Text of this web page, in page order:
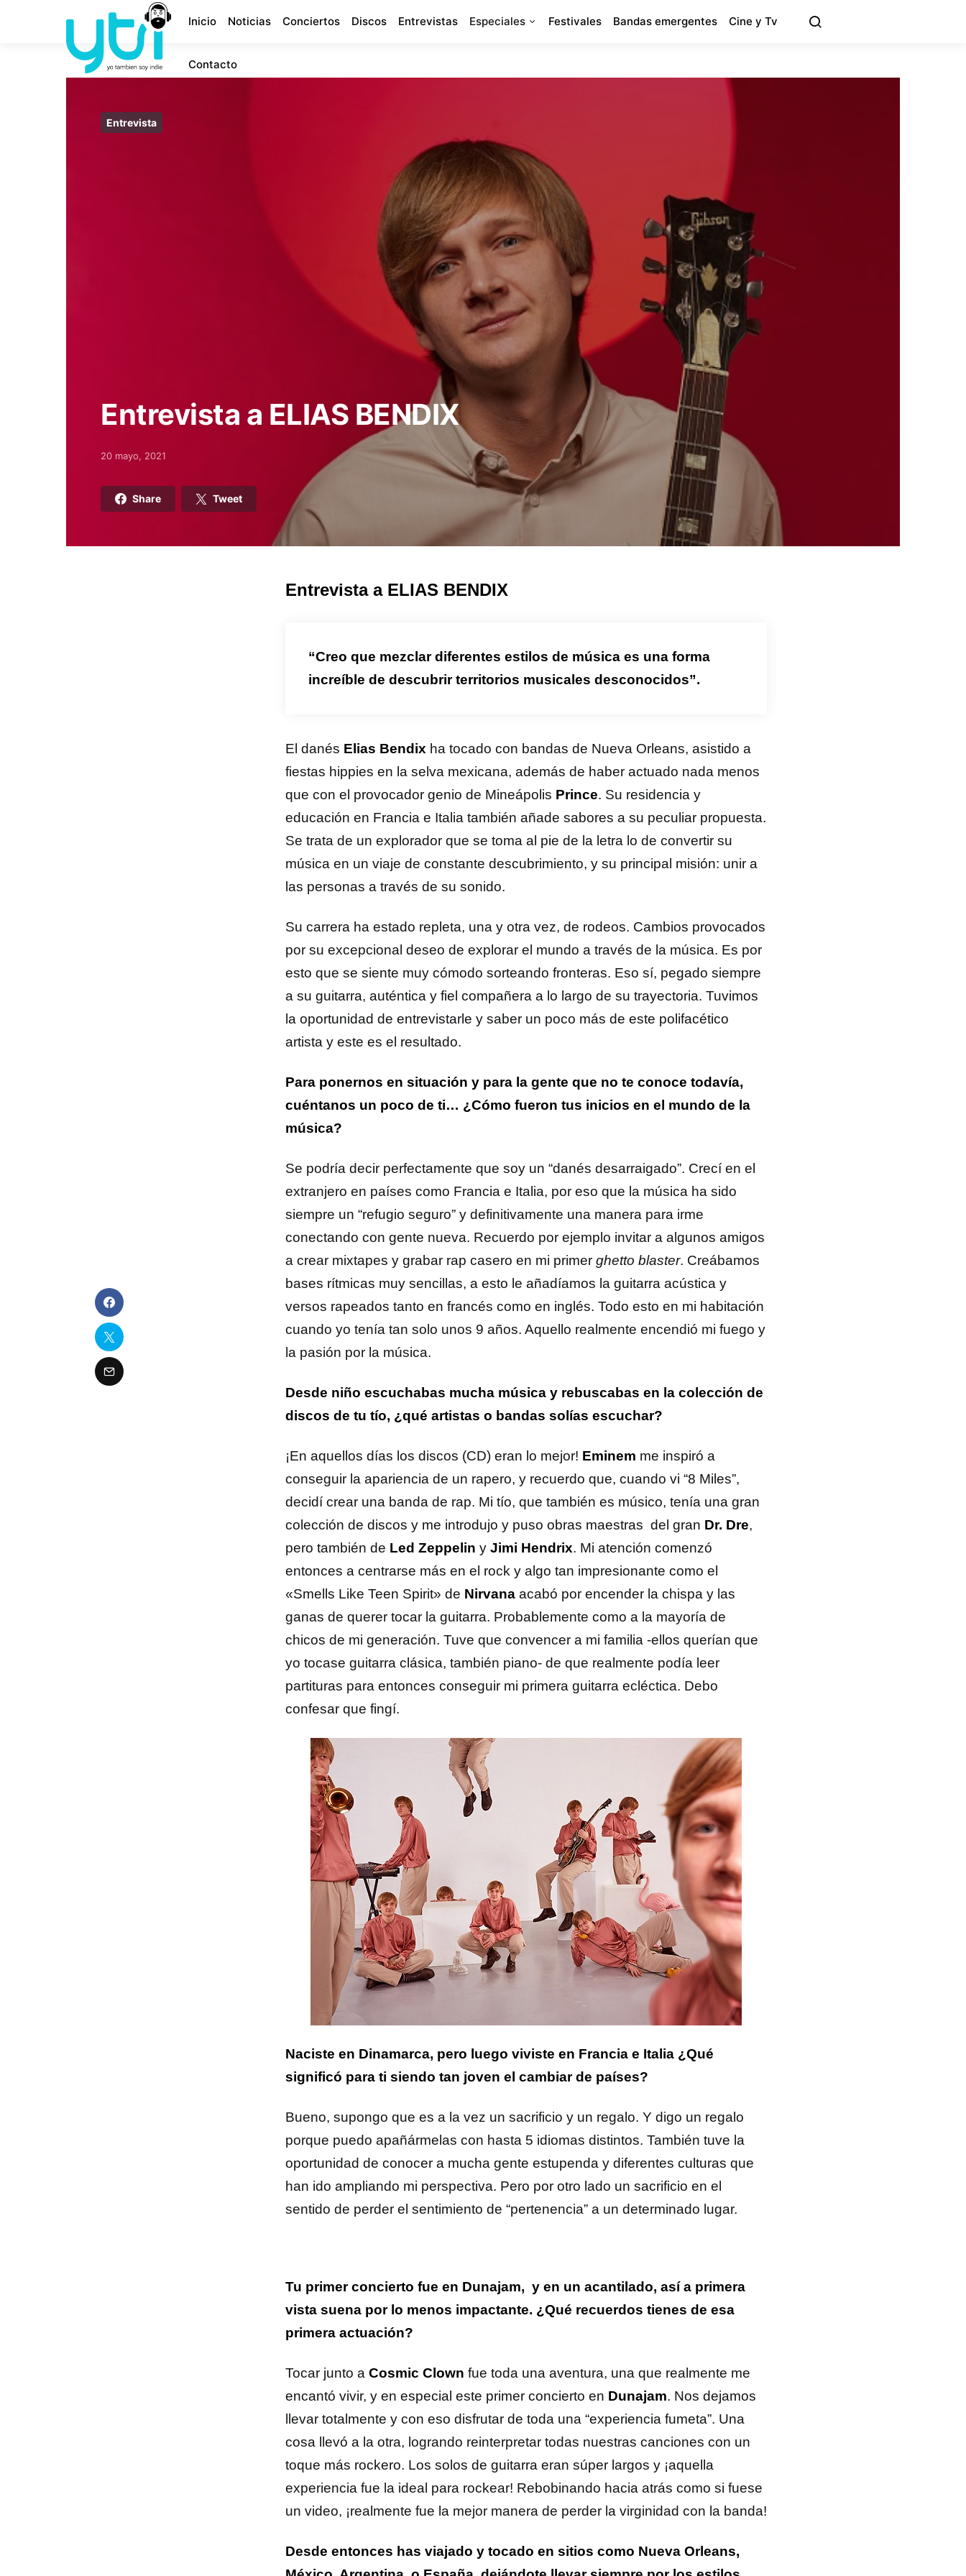
Inicio Noticias Conciertos Discos Entrevistas Especiales Festivales Bandas emergentes Cine y Tv
Contacto
Entrevista
Entrevista a ELIAS BENDIX
Posted on
20 mayo, 2021
Share Tweet
Entrevista a ELIAS BENDIX
“Creo que mezclar diferentes estilos de música es una forma
increíble de descubrir territorios musicales desconocidos”.
El danés Elias Bendix ha tocado con bandas de Nueva Orleans, asistido a
fiestas hippies en la selva mexicana, además de haber actuado nada menos
que con el provocador genio de Mineápolis Prince. Su residencia y
educación en Francia e Italia también añade sabores a su peculiar propuesta.
Se trata de un explorador que se toma al pie de la letra lo de convertir su
música en un viaje de constante descubrimiento, y su principal misión: unir a
las personas a través de su sonido.
Su carrera ha estado repleta, una y otra vez, de rodeos. Cambios provocados
por su excepcional deseo de explorar el mundo a través de la música. Es por
esto que se siente muy cómodo sorteando fronteras. Eso sí, pegado siempre
a su guitarra, auténtica y fiel compañera a lo largo de su trayectoria. Tuvimos
la oportunidad de entrevistarle y saber un poco más de este polifacético
artista y este es el resultado.
Para ponernos en situación y para la gente que no te conoce todavía,
cuéntanos un poco de ti… ¿Cómo fueron tus inicios en el mundo de la
música?
Se podría decir perfectamente que soy un “danés desarraigado”. Crecí en el
extranjero en países como Francia e Italia, por eso que la música ha sido
siempre un “refugio seguro” y definitivamente una manera para irme
conectando con gente nueva. Recuerdo por ejemplo invitar a algunos amigos
a crear mixtapes y grabar rap casero en mi primer ghetto blaster. Creábamos
bases rítmicas muy sencillas, a esto le añadíamos la guitarra acústica y
versos rapeados tanto en francés como en inglés. Todo esto en mi habitación
cuando yo tenía tan solo unos 9 años. Aquello realmente encendió mi fuego y
la pasión por la música.
Desde niño escuchabas mucha música y rebuscabas en la colección de
discos de tu tío, ¿qué artistas o bandas solías escuchar?
¡En aquellos días los discos (CD) eran lo mejor! Eminem me inspiró a
conseguir la apariencia de un rapero, y recuerdo que, cuando vi “8 Miles”,
decidí crear una banda de rap. Mi tío, que también es músico, tenía una gran
colección de discos y me introdujo y puso obras maestras del gran Dr. Dre,
pero también de Led Zeppelin y Jimi Hendrix. Mi atención comenzó
entonces a centrarse más en el rock y algo tan impresionante como el
«Smells Like Teen Spirit» de Nirvana acabó por encender la chispa y las
ganas de querer tocar la guitarra. Probablemente como a la mayoría de
chicos de mi generación. Tuve que convencer a mi familia -ellos querían que
yo tocase guitarra clásica, también piano- de que realmente podía leer
partituras para entonces conseguir mi primera guitarra ecléctica. Debo
confesar que fingí.
Naciste en Dinamarca, pero luego viviste en Francia e Italia ¿Qué
significó para ti siendo tan joven el cambiar de países?
Bueno, supongo que es a la vez un sacrificio y un regalo. Y digo un regalo
porque puedo apañármelas con hasta 5 idiomas distintos. También tuve la
oportunidad de conocer a mucha gente estupenda y diferentes culturas que
han ido ampliando mi perspectiva. Pero por otro lado un sacrificio en el
sentido de perder el sentimiento de “pertenencia” a un determinado lugar.
Tu primer concierto fue en Dunajam, y en un acantilado, así a primera
vista suena por lo menos impactante. ¿Qué recuerdos tienes de esa
primera actuación?
Tocar junto a Cosmic Clown fue toda una aventura, una que realmente me
encantó vivir, y en especial este primer concierto en Dunajam. Nos dejamos
llevar totalmente y con eso disfrutar de toda una “experiencia fumeta”. Una
cosa llevó a la otra, logrando reinterpretar todas nuestras canciones con un
toque más rockero. Los solos de guitarra eran súper largos y ¡aquella
experiencia fue la ideal para rockear! Rebobinando hacia atrás como si fuese
un video, ¡realmente fue la mejor manera de perder la virginidad con la banda!
Desde entonces has viajado y tocado en sitios como Nueva Orleans,